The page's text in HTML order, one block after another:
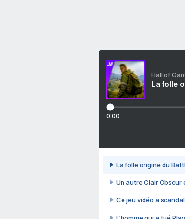
Hall of
La folle
0:00
La folle origine du
Un autre Clair Obscur
Ce jeu vidéo a